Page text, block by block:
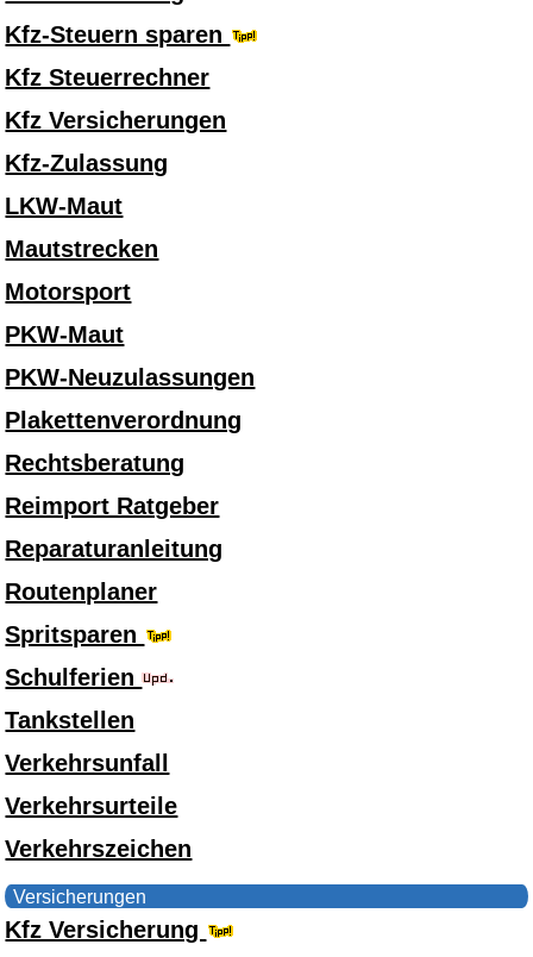
Kfz-Steuern sparen
Kfz Steuerrechner
Kfz Versicherungen
Kfz-Zulassung
LKW-Maut
Mautstrecken
Motorsport
PKW-Maut
PKW-Neuzulassungen
Plakettenverordnung
Rechtsberatung
Reimport Ratgeber
Reparaturanleitung
Routenplaner
Spritsparen
Schulferien
Tankstellen
Verkehrsunfall
Verkehrsurteile
Verkehrszeichen
Versicherungen
Kfz Versicherung